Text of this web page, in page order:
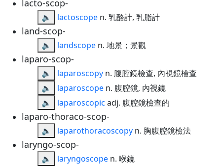
lacto-scop-
🔈 lactoscope n. 乳酪計, 乳脂計
land-scop-
🔈 landscope n. 地景；景觀
laparo-scop-
🔈 laparoscopy n. 腹腔鏡檢查, 內視鏡檢查
🔈
laparoscope n. 腹腔鏡, 內視鏡
🔈
laparoscopic adj. 腹腔鏡檢查的
laparo-thoraco-scop-
🔈 laparothoracoscopy n. 胸腹腔鏡檢法
laryngo-scop-
🔈 laryngoscope n. 喉鏡